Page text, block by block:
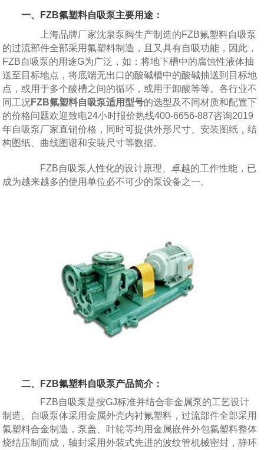
一、FZB氟塑料自吸泵主要用途：
上海品牌厂家沈泉泵阀生产制造的FZB氟塑料自吸泵
的过流部件全部采用氟塑料制造，且又具有自吸功能，因此，
FZB自吸泵的用途G为广泛，如：将地下槽中的腐蚀性液体抽
送至目标地点，将底端无出口的酸碱槽中的酸碱抽送到目标地
点，或用于多个酸槽之间的循环，或用于卸酸等等。各行业不
同工况FZB氟塑料自吸泵适用型号的选型及不同材质和配置下
的价格问题欢迎致电24小时报价热线400-6656-887咨询2019
年自吸泵厂家直销价格，同时可提供外形尺寸、安装图纸，结
构图纸、曲线图谱和安装尺寸等数据。
FZB自吸泵人性化的设计原理、卓越的工作性能，已
成为越来越多的使用单位必不可少的泵设备之一。
二、FZB氟塑料自吸泵产品简介：
FZB自吸泵是按GJ标准并结合非金属泵的工艺设计
制造。自吸泵体采用金属外壳内衬氟塑料，过流部件全部采用
氟塑料合金制造，泵盖、叶轮等均用金属嵌件外包氟塑料整体
烧结压制而成，轴封采用外装式先进的波纹管机械密封，静环